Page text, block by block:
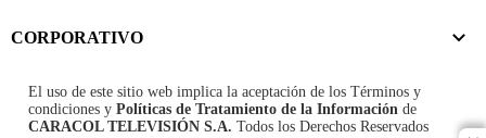
CORPORATIVO
El uso de este sitio web implica la aceptación de los Términos y
condiciones y Políticas de Tratamiento de la Información de
CARACOL TELEVISIÓN S.A. Todos los Derechos Reservados